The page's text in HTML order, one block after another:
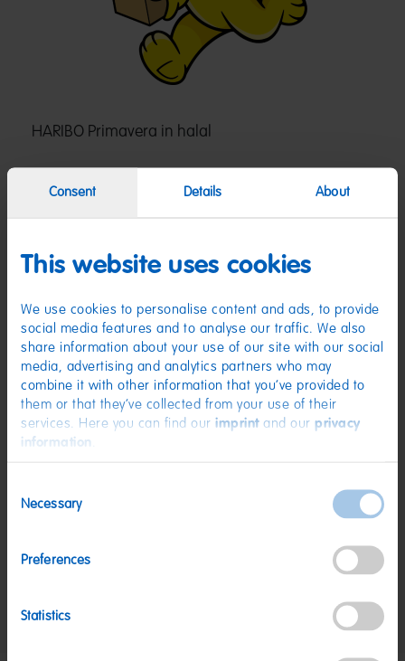
Consent Details About
This website uses cookies
We use cookies to personalise content and ads, to provide
social media features and to analyse our traffic. We also
share information about your use of our site with our social
media, advertising and analytics partners who may
combine it with other information that you’ve provided to
them or that they’ve collected from your use of their
services. Here you can find our imprintand our privacy
information
Selection
Necessary
Preferences
Statistics
HARIBO Primavera in halal
Schaumzucker-Erdbeeren mit süßer Kandierung sind absolut
Zutaten
Karotte; Aroma. Kann Spuren von MILCH, WEIZEN enthalten.
Nährwerte
Nährwerte pro 100 g
Energie: 1497 kJ/352 kcal
Fett:
Eiweiß:
Nettogewicht: